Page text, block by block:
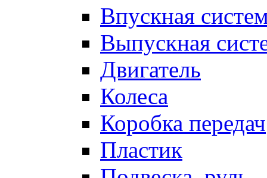
Впускная
Выпускная
Двигатель
Колеса
Коробка передач
Пластик